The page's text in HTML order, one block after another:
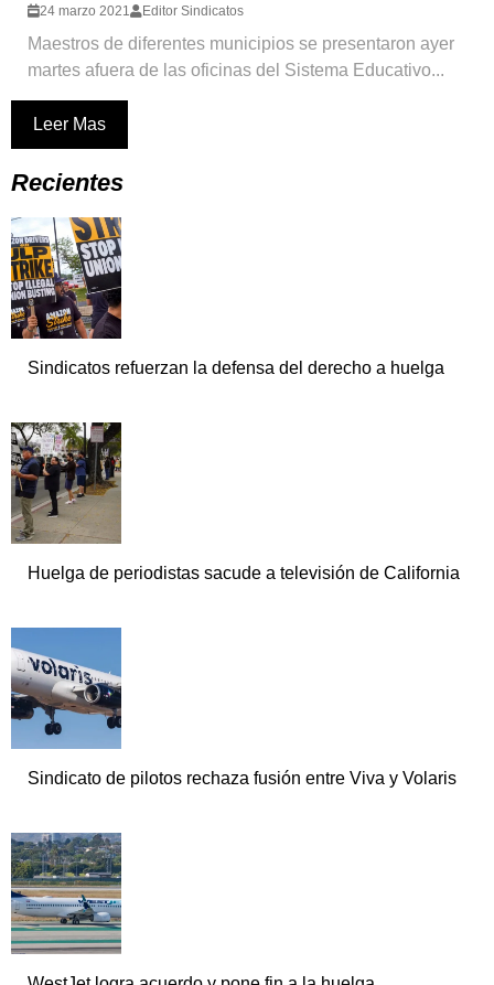
24 marzo 2021 Editor Sindicatos
Maestros de diferentes municipios se presentaron ayer
martes afuera de las oficinas del Sistema Educativo...
Leer Mas
Recientes
Sindicatos refuerzan la defensa del derecho a huelga
Huelga de periodistas sacude a televisión de California
Sindicato de pilotos rechaza fusión entre Viva y Volaris